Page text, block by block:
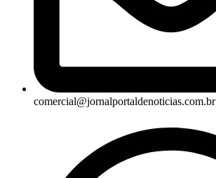
comercial@jornalportaldenoticias.com.br